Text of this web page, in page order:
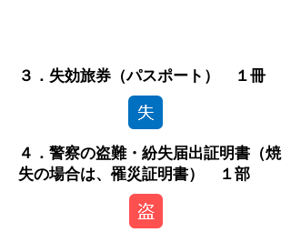
３．失効旅券（パスポート） １冊
４．警察の盗難・紛失届出証明書（焼
失の場合は、罹災証明書） １部